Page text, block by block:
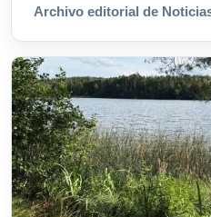
Archivo editorial de